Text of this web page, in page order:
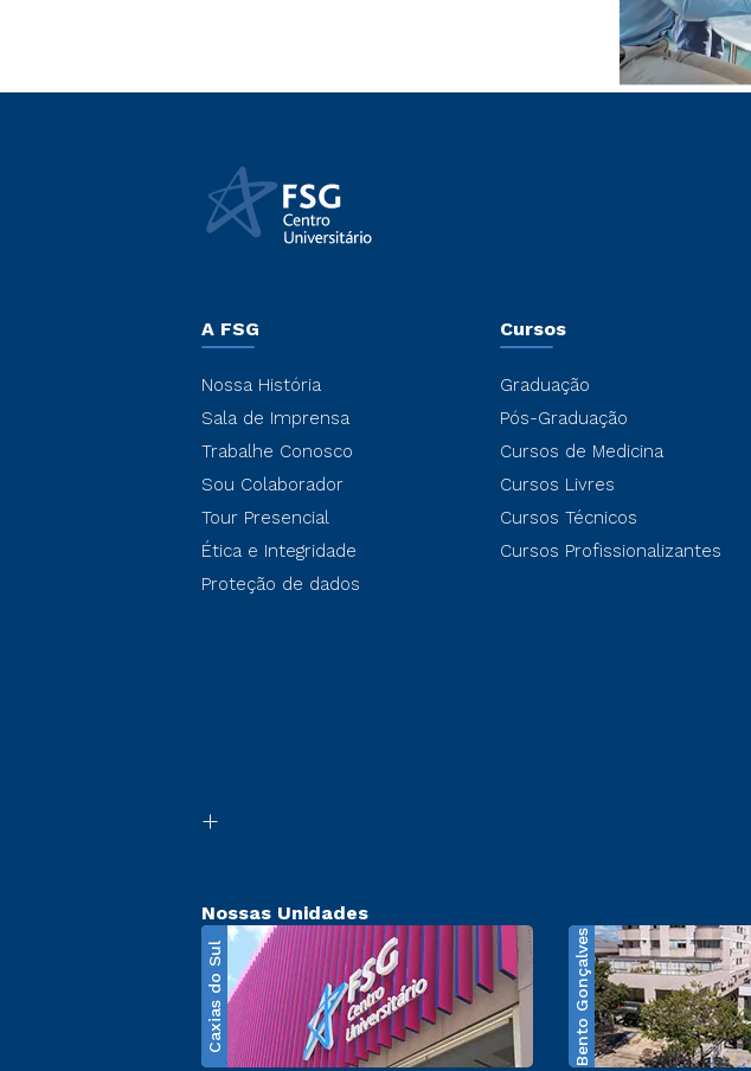
A FSG
Nossa História
Sala de Imprensa
Trabalhe Conosco
Sou Colaborador
Tour Presencial
Ética e Integridade
Proteção de dados
Cursos
Graduação
Pós-Graduação
Cursos de Medicina
Cursos Livres
Cursos Técnicos
Cursos Profissionalizantes
Nossas Unidades
Caxias do Sul Bento Gonçalves